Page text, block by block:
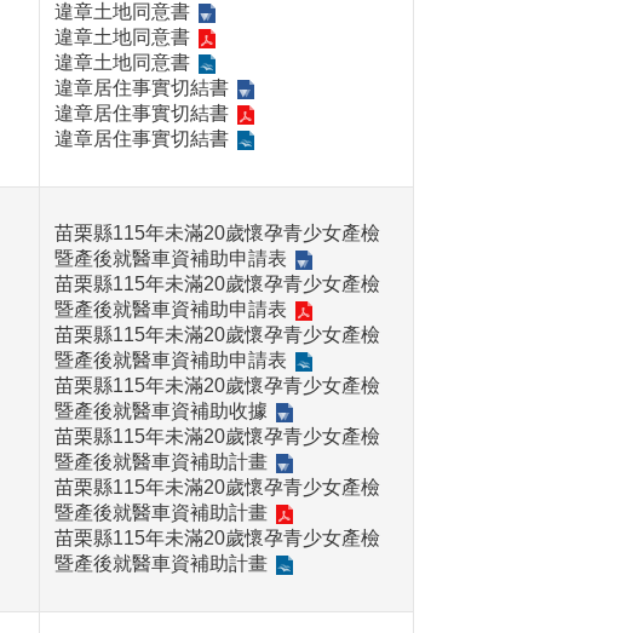
違章土地同意書
違章土地同意書
違章土地同意書
違章居住事實切結書
違章居住事實切結書
違章居住事實切結書
苗栗縣115年未滿20歲懷孕青少女產檢
暨產後就醫車資補助申請表
苗栗縣115年未滿20歲懷孕青少女產檢
暨產後就醫車資補助申請表
苗栗縣115年未滿20歲懷孕青少女產檢
暨產後就醫車資補助申請表
苗栗縣115年未滿20歲懷孕青少女產檢
暨產後就醫車資補助收據
苗栗縣115年未滿20歲懷孕青少女產檢
暨產後就醫車資補助計畫
苗栗縣115年未滿20歲懷孕青少女產檢
暨產後就醫車資補助計畫
苗栗縣115年未滿20歲懷孕青少女產檢
暨產後就醫車資補助計畫